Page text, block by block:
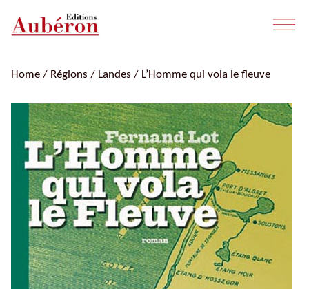
Home / Régions / Landes / L’Homme qui vola le fleuve